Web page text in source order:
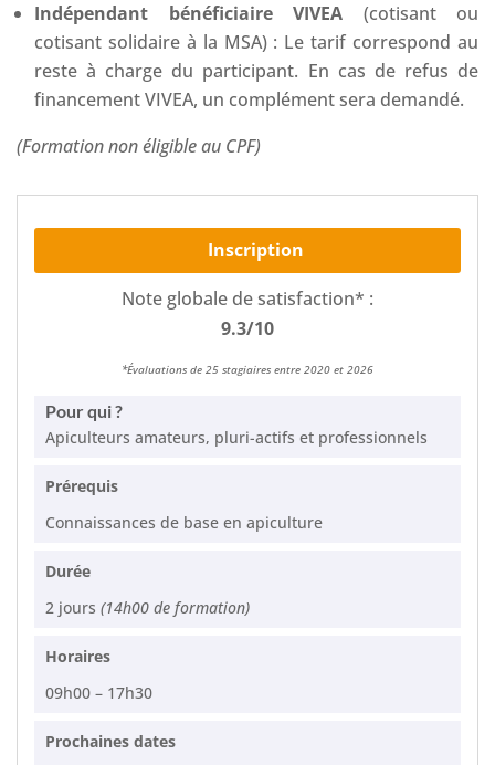
Indépendant bénéficiaire VIVEA (cotisant ou
cotisant solidaire à la MSA) : Le tarif correspond au
reste à charge du participant. En cas de refus de
financement VIVEA, un complément sera demandé.
(Formation non éligible au CPF)
Inscription
Note globale de satisfaction* :
9.3/10
*Évaluations de 25 stagiaires entre 2020 et 2026
Pour qui ?
Apiculteurs amateurs, pluri-actifs et professionnels
Prérequis
Connaissances de base en apiculture
Durée
2 jours (14h00 de formation)
Horaires
09h00 – 17h30
Prochaines dates